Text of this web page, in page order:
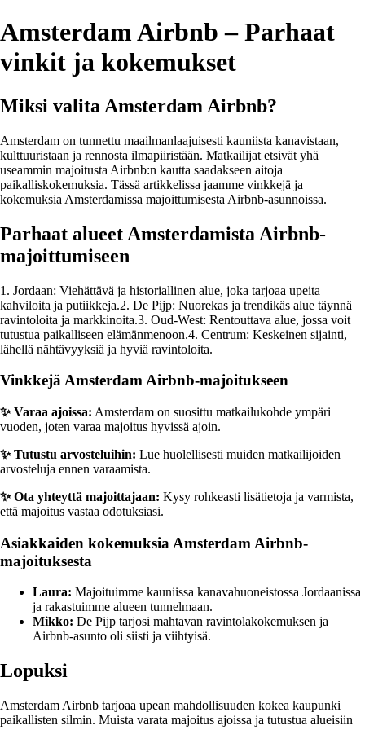
Amsterdam Airbnb – Parhaat
vinkit ja kokemukset
Miksi valita Amsterdam Airbnb?
Amsterdam on tunnettu maailmanlaajuisesti kauniista kanavistaan,
kulttuuristaan ja rennosta ilmapiiristään. Matkailijat etsivät yhä
useammin majoitusta Airbnb:n kautta saadakseen aitoja
paikalliskokemuksia. Tässä artikkelissa jaamme vinkkejä ja
kokemuksia Amsterdamissa majoittumisesta Airbnb-asunnoissa.
Parhaat alueet Amsterdamista Airbnb-
majoittumiseen
1. Jordaan: Viehättävä ja historiallinen alue, joka tarjoaa upeita
kahviloita ja putiikkeja.2. De Pijp: Nuorekas ja trendikäs alue täynnä
ravintoloita ja markkinoita.3. Oud-West: Rentouttava alue, jossa voit
tutustua paikalliseen elämänmenoon.4. Centrum: Keskeinen sijainti,
lähellä nähtävyyksiä ja hyviä ravintoloita.
Vinkkejä Amsterdam Airbnb-majoitukseen
✨ Varaa ajoissa: Amsterdam on suosittu matkailukohde ympäri
vuoden, joten varaa majoitus hyvissä ajoin.
✨ Tutustu arvosteluihin: Lue huolellisesti muiden matkailijoiden
arvosteluja ennen varaamista.
✨ Ota yhteyttä majoittajaan: Kysy rohkeasti lisätietoja ja varmista,
että majoitus vastaa odotuksiasi.
Asiakkaiden kokemuksia Amsterdam Airbnb-
majoituksesta
Laura: Majoituimme kauniissa kanavahuoneistossa Jordaanissa
ja rakastuimme alueen tunnelmaan.
Mikko: De Pijp tarjosi mahtavan ravintolakokemuksen ja
Airbnb-asunto oli siisti ja viihtyisä.
Lopuksi
Amsterdam Airbnb tarjoaa upean mahdollisuuden kokea kaupunki
paikallisten silmin. Muista varata majoitus ajoissa ja tutustua alueisiin